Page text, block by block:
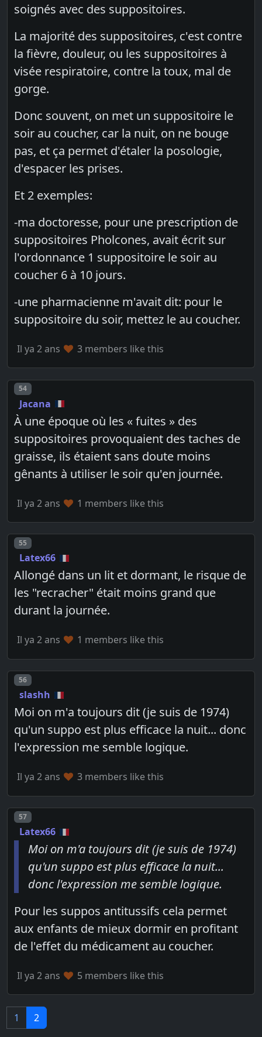
soignés avec des suppositoires.
La majorité des suppositoires, c'est contre
la fièvre, douleur, ou les suppositoires à
visée respiratoire, contre la toux, mal de
gorge.
Donc souvent, on met un suppositoire le
soir au coucher, car la nuit, on ne bouge
pas, et ça permet d'étaler la posologie,
d'espacer les prises.
Et 2 exemples:
-ma doctoresse, pour une prescription de
suppositoires Pholcones, avait écrit sur
l'ordonnance 1 suppositoire le soir au
coucher 6 à 10 jours.
-une pharmacienne m'avait dit: pour le
suppositoire du soir, mettez le au coucher.
Il ya 2 ans 3 members like this
Post number
54
Jacana
À une époque où les « fuites » des
suppositoires provoquaient des taches de
graisse, ils étaient sans doute moins
gênants à utiliser le soir qu'en journée.
Il ya 2 ans 1 members like this
Post number
55
Latex66
Allongé dans un lit et dormant, le risque de
les "recracher" était moins grand que
durant la journée.
Il ya 2 ans 1 members like this
Post number
56
slashh
Moi on m'a toujours dit (je suis de 1974)
qu'un suppo est plus efficace la nuit... donc
l'expression me semble logique.
Il ya 2 ans 3 members like this
Post number
57
Latex66
Moi on m'a toujours dit (je suis de 1974)
qu'un suppo est plus efficace la nuit...
donc l'expression me semble logique.
Pour les suppos antitussifs cela permet
aux enfants de mieux dormir en profitant
de l'effet du médicament au coucher.
Il ya 2 ans 5 members like this
1 2